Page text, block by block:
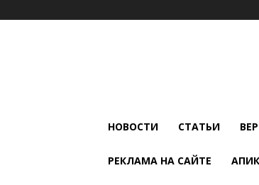
НОВОСТИ СТАТЬИ
РЕКЛАМА НА САЙТЕ